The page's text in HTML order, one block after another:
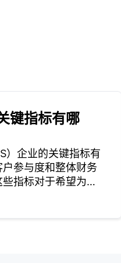
键指标有哪
）企业的关键指标有
参与度和整体财务
指标对于希望为组
做出贡献的开发人